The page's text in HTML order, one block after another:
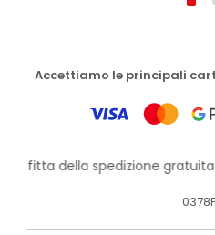
Accettiamo le principali
della spedizione gratuita